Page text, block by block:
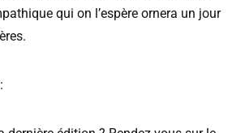
qui on l’espère ornera un jour